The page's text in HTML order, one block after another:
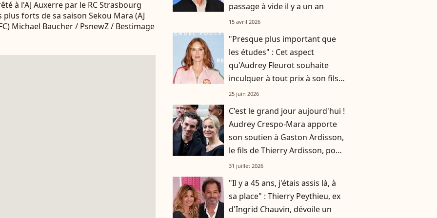
à l'AJ Auxerre par le RC Strasbourg
forts de sa saison Sekou Mara (AJ
Michael Baucher / PsnewZ / Bestimage
passage à vide il y a un an
15 avril 2026
"Presque plus important que
les études" : Cet aspect
qu'Audrey Fleurot souhaite
inculquer à tout prix à son fils
Lou, 10 ans
25 juin 2026
C'est le grand jour aujourd'hui !
Audrey Crespo-Mara apporte
son soutien à Gaston Ardisson,
le fils de Thierry Ardisson, pour
son nouveau projet
31 juillet 2026
"Il y a 45 ans, j'étais assis là, à
sa place" : Thierry Peythieu, ex
d'Ingrid Chauvin, dévoile un